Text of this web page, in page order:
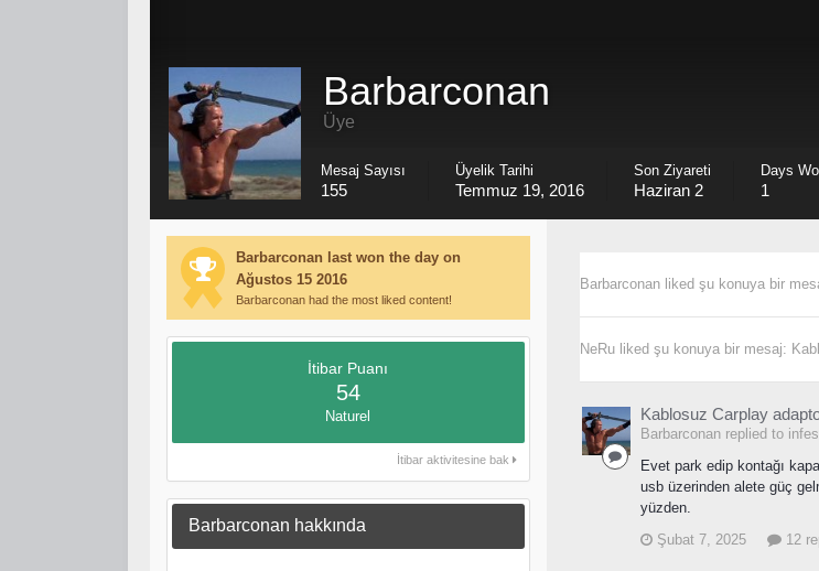
Barbarconan
Üye
Mesaj Sayısı
155
Üyelik Tarihi
Temmuz 19, 2016
Son Ziyareti
Haziran 2
Days
1
Barbarconan last won the day on
Ağustos 15 2016
Barbarconan had the most liked content!
İtibar Puanı
54
Naturel
İtibar aktivitesine bak
Barbarconan hakkında
Barbarconanliked şu konuya bir
NeRuliked şu konuya bir mesaj:
Kablosuz Carplay
Barbarconan replied to
Evet park edip kontağı
usb üzerinden alete güç
yüzden.
Şubat 7, 2025
12